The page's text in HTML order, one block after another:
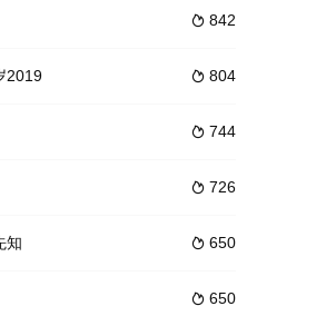
虚乌有的恋情绯闻所困扰，不断被人追
的，是一部具有扎实生活基础的24集电视连续
 842
 804
2019
 744
 726
 650
知
 650